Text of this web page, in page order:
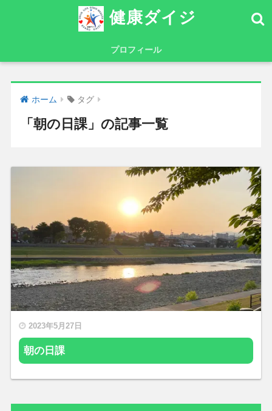
健康ダイジ
プロフィール
ホーム タグ
「朝の日課」の記事一覧
2023年5月27日
朝の日課